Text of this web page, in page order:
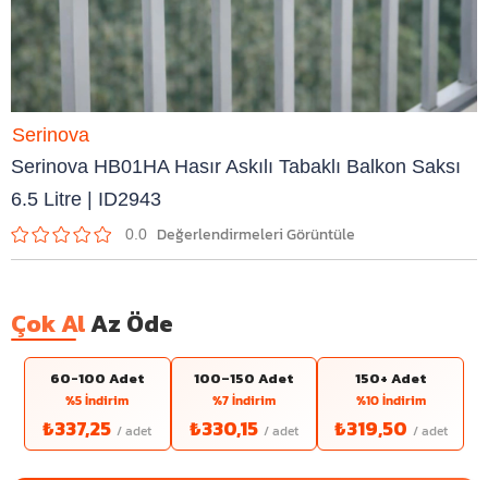
Serinova HB01HA Hasır Askılı Tabaklı Balkon Saksı
6.5 Litre | ID2943
0.0
Serinova
Çok AlAz Öde
60-100 Adet
%5 İndirim
₺337,25
100–150 Adet
%7 İndirim
₺330,15
150+ Adet
%10 İndirim
₺319,50